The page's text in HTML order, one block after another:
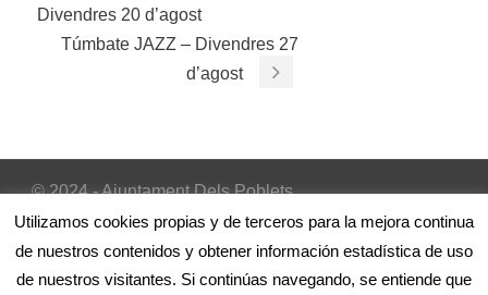
Divendres 20 d’agost
Túmbate JAZZ – Divendres 27
d’agost
© 2024 - Ajuntament Dels Poblets
Inicio |Avís Legal |Política de cookies
Utilizamos cookies propias y de terceros para la mejora continua
de nuestros contenidos y obtener información estadística de uso
de nuestros visitantes. Si continúas navegando, se entiende que